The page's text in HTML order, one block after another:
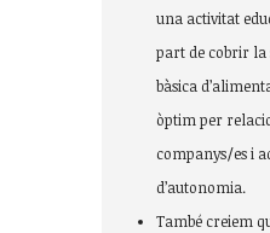
una activitat
part de cobrir la
bàsica
òptim per
companys/es i
d’autonomia.
També creiem